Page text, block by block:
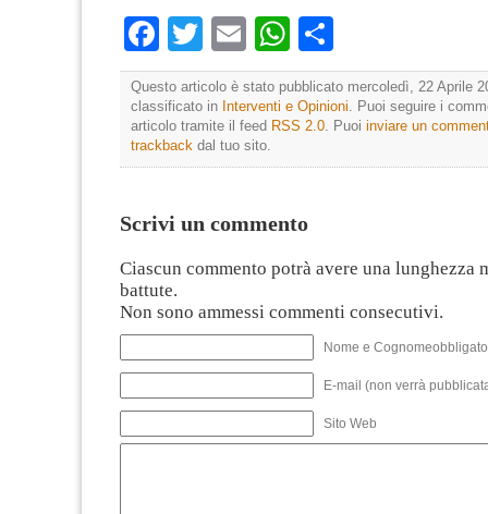
Facebook
TwitterEmailWhatsApp
Questo articolo è stato pubblicato mercoledì, 22 Aprile
classificato in Interventi e Opinioni. Puoi seguire i
articolo tramite il feed RSS 2.0. Puoi inviare un
trackback dal tuo sito.
Scrivi un commento
Ciascun commento potrà avere una lunghezza
battute.
Non sono ammessi commenti consecutivi.
Nome e
E-mail (non verrà
Sito Web